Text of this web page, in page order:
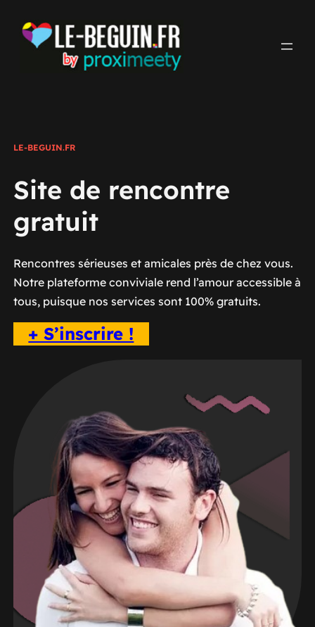
contenu
LE-BEGUIN.FR
Site de rencontre
gratuit
Rencontres sérieuses et amicales près de chez vous.
Notre plateforme conviviale rend l’amour accessible à
tous, puisque nos services sont 100% gratuits.
+ S’inscrire !